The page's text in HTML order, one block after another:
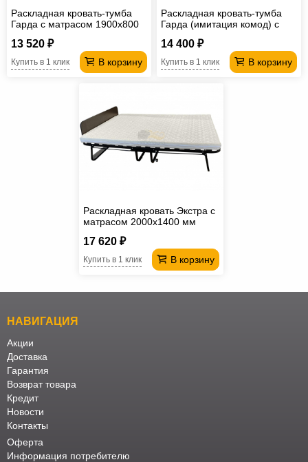
Раскладная кровать-тумба
Гарда с матрасом 1900х800
13 520 ₽
В корзину
Купить в 1 клик
Раскладная кровать-тумба
Гарда (имитация комод) с
14 400 ₽
В корзину
Купить в 1 клик
Раскладная кровать Экстра с
матрасом 2000х1400 мм
17 620 ₽
В корзину
Купить в 1 клик
НАВИГАЦИЯ
Акции
Доставка
Гарантия
Возврат товара
Кредит
Новости
Контакты
Оферта
Информация потребителю